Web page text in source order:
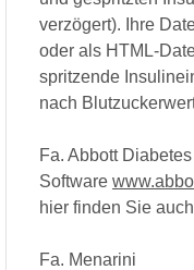
verzögert). Ihre
oder als HTML-
spritzende
nach
Fa. Abbott
Software
hier finden Sie
Fa. Menarini